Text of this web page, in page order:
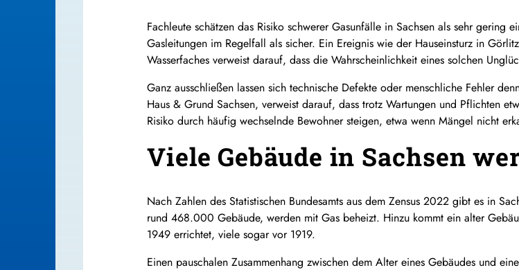
Fachleute schätzen das Risiko schwerer Gasunfälle in Sachsen als sehr
Gasleitungen im Regelfall als sicher. Ein Ereignis wie der Hauseinsturz in
Wasserfaches verweist darauf, dass die Wahrscheinlichkeit eines solchen
Ganz ausschließen lassen sich technische Defekte oder menschliche Fehler
Haus & Grund Sachsen, verweist darauf, dass trotz Wartungen und Pflichten
Risiko durch häufig wechselnde Bewohner steigen, etwa wenn Mängel nicht
Viele Gebäude in Sachsen
Nach Zahlen des Statistischen Bundesamts aus dem Zensus 2022 gibt es in
rund 468.000 Gebäude, werden mit Gas beheizt. Hinzu kommt ein alter
1949 errichtet, viele sogar vor 1919.
Einen pauschalen Zusammenhang zwischen dem Alter eines Gebäudes und